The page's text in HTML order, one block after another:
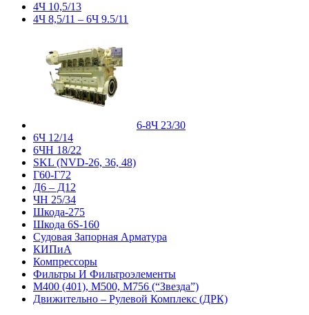
4Ч 10,5/13
4Ч 8,5/11 – 6Ч 9.5/11
6-8Ч 23/30
6Ч 12/14
6ЧН 18/22
SKL (NVD-26, 36, 48)
Г60-Г72
Д6 – Д12
ЧН 25/34
Шкода-275
Шкода 6S-160
Судовая Запорная Арматура
КИПиА
Компрессоры
Фильтры И Фильтроэлементы
М400 (401), М500, М756 (“Звезда”)
Движительно – Рулевой Комплекс (ДРК)